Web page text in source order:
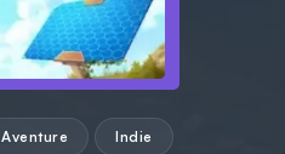
Aventure Indie